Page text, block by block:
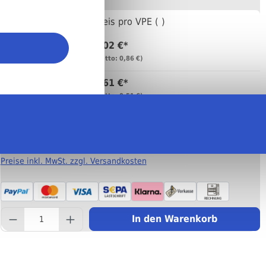
Preis pro VPE ( )
1,02 €*
(netto: 0,86 €)
0,61 €*
(netto: 0,51 €)
Preise inkl. MwSt. zzgl. Versandkosten
In den Warenkorb